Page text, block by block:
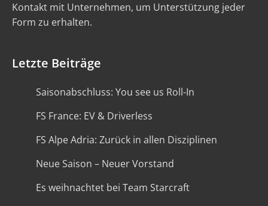
Kontakt mit Unternehmen, um Unterstützung jeder
Form zu erhalten.
Letzte Beiträge
Saisonabschluss: You see us Roll-In
FS France: EV & Driverless
FS Alpe Adria: Zurück in allen Disziplinen
Neue Saison – Neuer Vorstand
Es weihnachtet bei Team Starcraft